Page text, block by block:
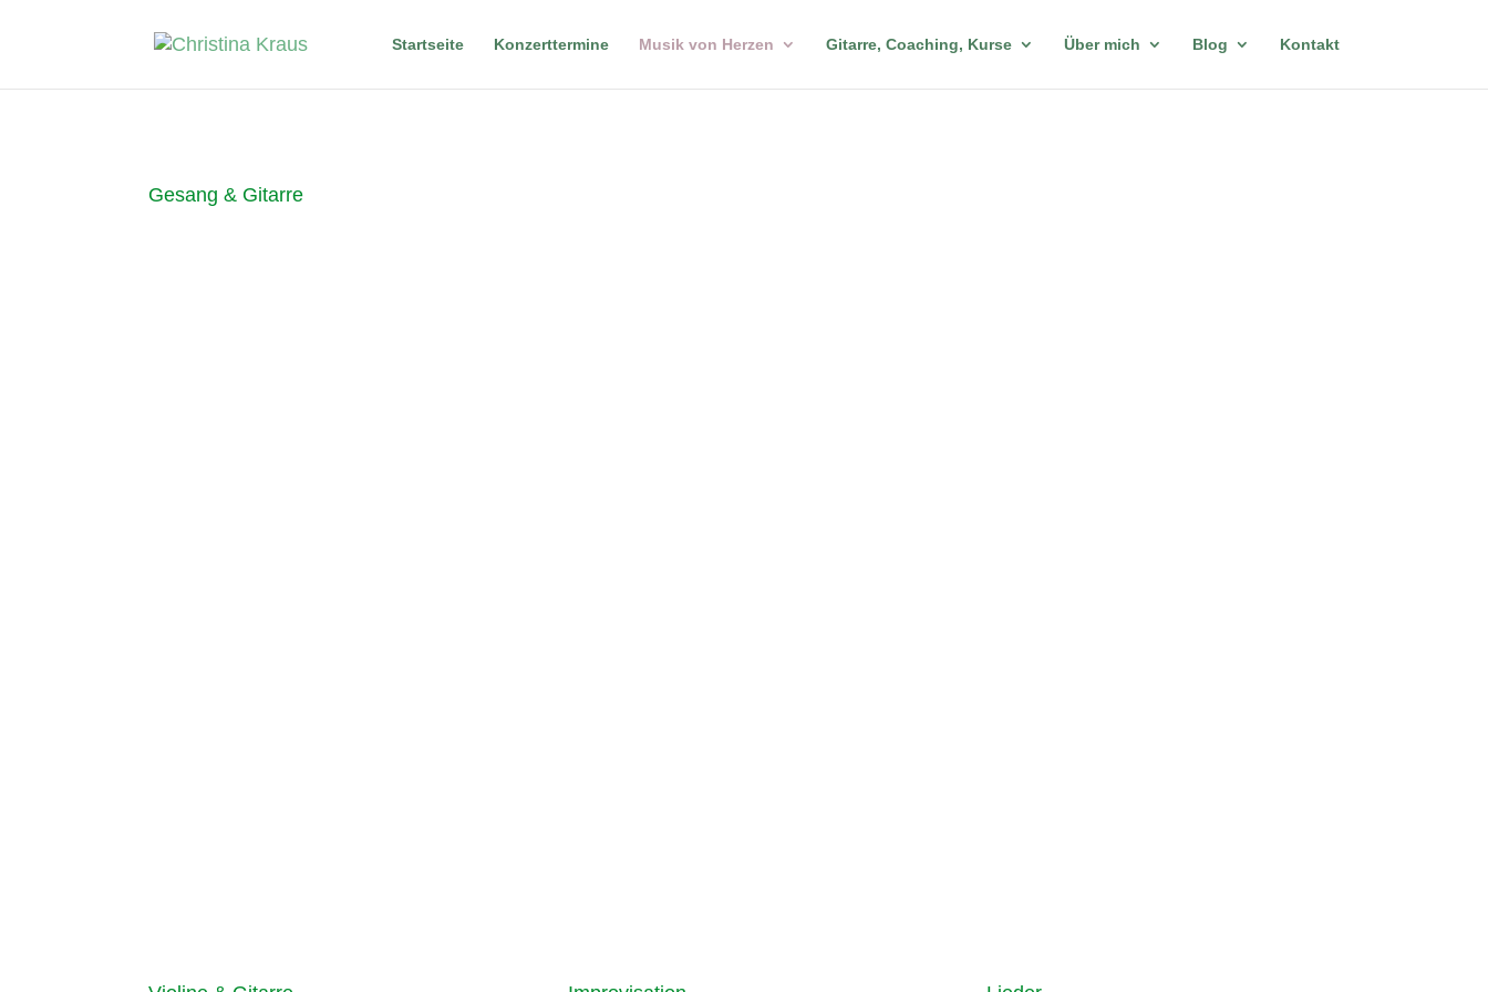
Startseite Konzerttermine Musik von Herzen Gitarre, Coaching, Kurse Über mich Blog Kontakt
Gesang & Gitarre